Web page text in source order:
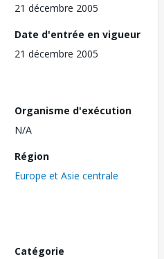
21 décembre 2005
Date d'entrée en vigueur
21 décembre 2005
Organisme d'exécution
N/A
Région
Europe et Asie centrale
Catégorie